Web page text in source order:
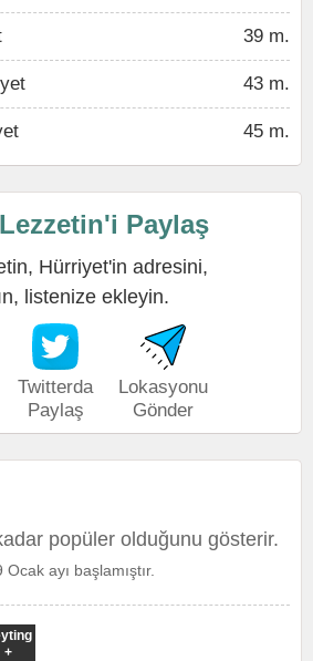
39 m.
43 m.
45 m.
Paylaş
Hürriyet'in adresini,
listenize ekleyin.
Twitterda
Paylaş
Lokasyonu
Gönder
popüler olduğunu gösterir.
ayı başlamıştır.
+